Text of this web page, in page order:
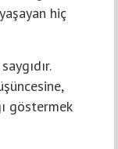
hiç
göstermek